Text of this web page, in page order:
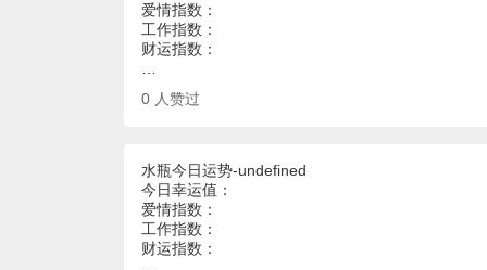
爱情指数：
工作指数：
财运指数：
0 人赞过
水瓶今日运势-undefined
今日幸运值：
爱情指数：
工作指数：
财运指数：